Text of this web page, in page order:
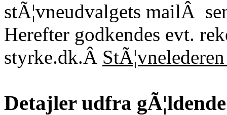
stÃ¦vneudvalgets mailÂ
Herefter godkendes evt.
styrke.dk.Â
Detajler udfra